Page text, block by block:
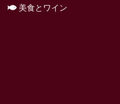
美食とワイン